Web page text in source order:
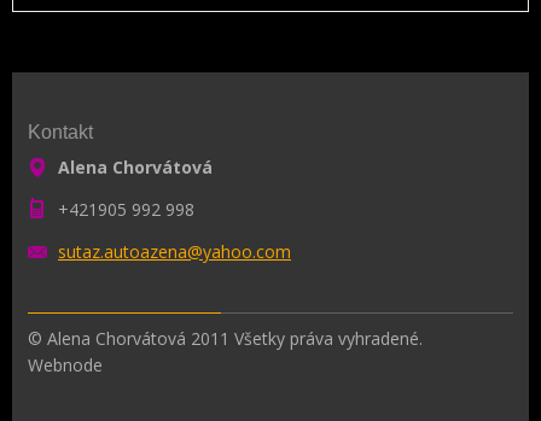
Kontakt
Alena Chorvátová
+421905 992 998
sutaz.autoazena@yahoo.com
© Alena Chorvátová 2011 Všetky práva vyhradené.
Webnode